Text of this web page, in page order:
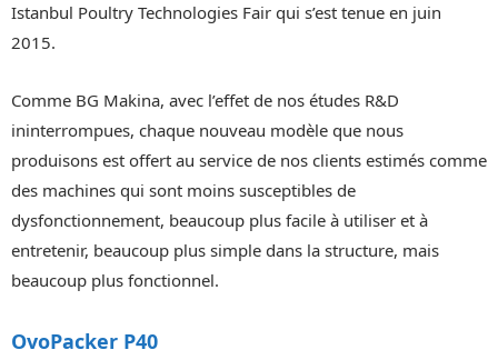
Istanbul Poultry Technologies Fair qui s’est tenue en juin
2015.
Comme BG Makina, avec l’effet de nos études R&D
ininterrompues, chaque nouveau modèle que nous
produisons est offert au service de nos clients estimés comme
des machines qui sont moins susceptibles de
dysfonctionnement, beaucoup plus facile à utiliser et à
entretenir, beaucoup plus simple dans la structure, mais
beaucoup plus fonctionnel.
OvoPacker P40